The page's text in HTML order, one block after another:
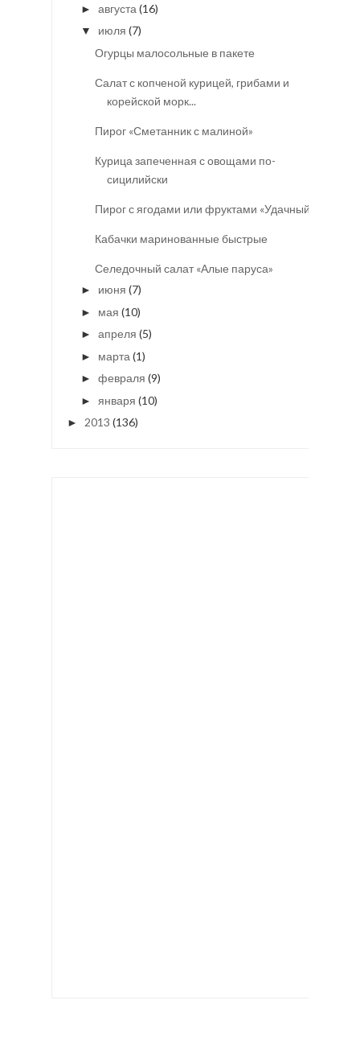
► августа (16)
▼ июля (7)
Огурцы малосольные в пакете
Салат с копченой курицей, грибами и
корейской морк...
Пирог «Сметанник с малиной»
Курица запеченная с овощами по-
сицилийски
Пирог с ягодами или фруктами «Удачный»
Кабачки маринованные быстрые
Селедочный салат «Алые паруса»
► июня (7)
► мая (10)
► апреля (5)
► марта (1)
► февраля (9)
► января (10)
► 2013 (136)